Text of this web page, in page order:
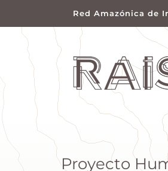
Red Amazónica de
Proyecto